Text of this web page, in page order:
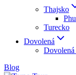
Thajsko
Turecko
Dovolená
Dovolená
Blog